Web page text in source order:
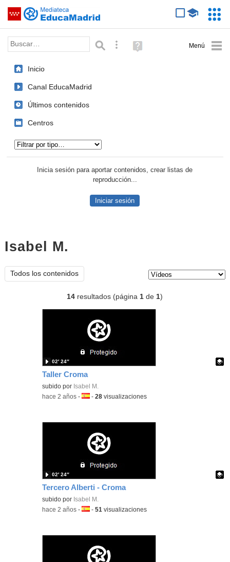
Saltar navegación
Palabra o frase: Búsqueda avanzada
Ayuda
(en
Inicio
Canal EducaMadrid
Últimos contenidos
Centros
Inicia sesión para aportar contenidos, crear listas de
reproducción...
Iniciar sesión
Isabel M.
Todos los contenidos
14 resultados (página1 de1)
Taller Croma
Contenido educativo.
subido por Isabel M.
02′ 24″
-hace 2 años -Idioma:
-28 visualizaciones
Tercero Alberti - Croma
Contenido educativo.
subido por Isabel M.
02′ 24″
-hace 2 años -Idioma:
-51 visualizaciones